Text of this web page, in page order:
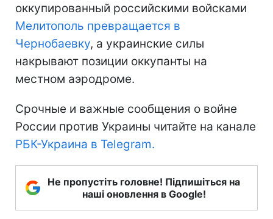
оккупированный российскими войсками
Мелитополь превращается в
Чернобаевку, а украинские силы
накрывают позиции оккупанты на
местном аэродроме.
Срочные и важные сообщения о войне
России против Украины читайте на канале
РБК-Украина в Telegram.
Не пропустіть головне! Підпишіться на
наші оновлення в Google!